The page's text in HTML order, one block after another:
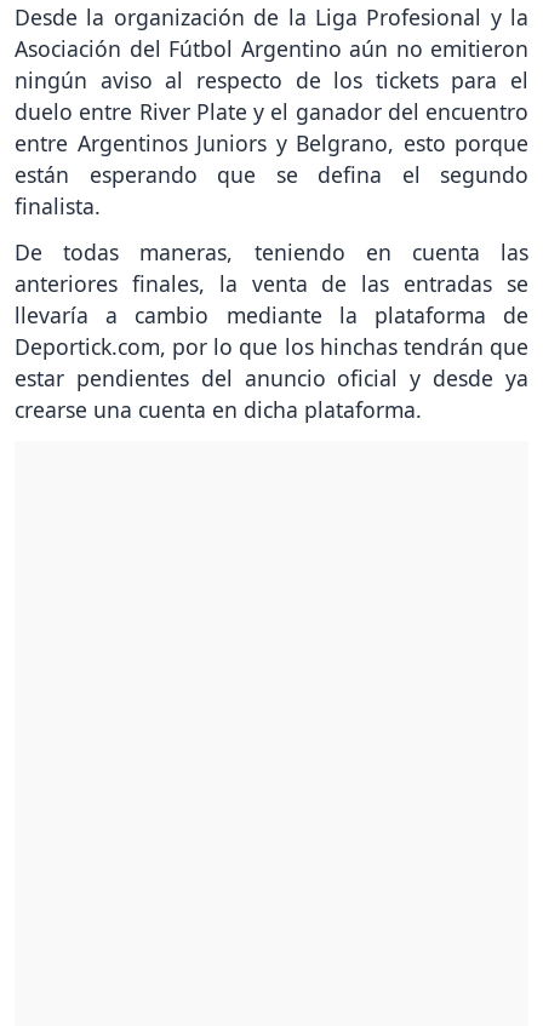
Desde la organización de la Liga Profesional y la
Asociación del Fútbol Argentino aún no emitieron
ningún aviso al respecto de los tickets para el
duelo entre River Plate y el ganador del encuentro
entre Argentinos Juniors y Belgrano, esto porque
están esperando que se defina el segundo
finalista.
De todas maneras, teniendo en cuenta las
anteriores finales, la venta de las entradas se
llevaría a cambio mediante la plataforma de
Deportick.com, por lo que los hinchas tendrán que
estar pendientes del anuncio oficial y desde ya
crearse una cuenta en dicha plataforma.